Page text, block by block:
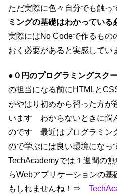
ただ実際に色々自分でも触っ
ミングの基礎はわかっている
実際にはNo Codeで作るもの
おく必要があると実感してい
●０円のプログラミングスク
の担当になる前にHTMLと
がやはり初めから習った方が
います わからないときに悩
のです 最近はプログラミン
ので学ぶには良い環境にな
TechAcademyでは１週間の
らWebアプリケーションの
もしれませんね！⇒